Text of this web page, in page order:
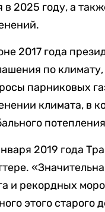
в 2025 году, а
2017 года
по
парниковых
климата, в
2019 года
и рекордных
этого старого